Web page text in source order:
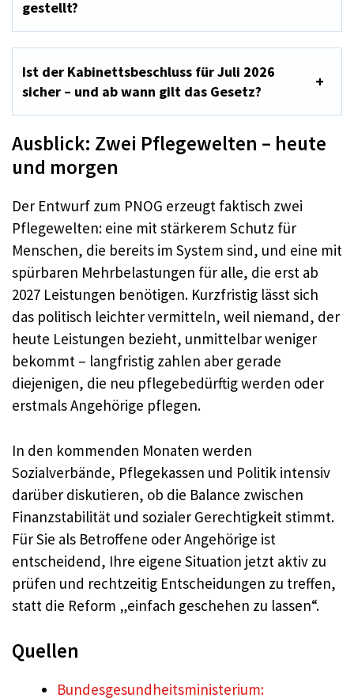
gestellt?
Ist der Kabinettsbeschluss für Juli 2026
sicher – und ab wann gilt das Gesetz?
Ausblick: Zwei Pflegewelten – heute
und morgen
Der Entwurf zum PNOG erzeugt faktisch zwei
Pflegewelten: eine mit stärkerem Schutz für
Menschen, die bereits im System sind, und eine mit
spürbaren Mehrbelastungen für alle, die erst ab
2027 Leistungen benötigen. Kurzfristig lässt sich
das politisch leichter vermitteln, weil niemand, der
heute Leistungen bezieht, unmittelbar weniger
bekommt – langfristig zahlen aber gerade
diejenigen, die neu pflegebedürftig werden oder
erstmals Angehörige pflegen.
In den kommenden Monaten werden
Sozialverbände, Pflegekassen und Politik intensiv
darüber diskutieren, ob die Balance zwischen
Finanzstabilität und sozialer Gerechtigkeit stimmt.
Für Sie als Betroffene oder Angehörige ist
entscheidend, Ihre eigene Situation jetzt aktiv zu
prüfen und rechtzeitig Entscheidungen zu treffen,
statt die Reform „einfach geschehen zu lassen“.
Quellen
Bundesgesundheitsministerium: